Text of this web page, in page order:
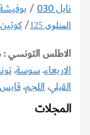
نابل 030
/ بوفيشة
المتلوي 125 /كوتين
الاطلس التونسي :
الاربعاء،سوسة،
القبلي،اللجم،قابس
المجلات